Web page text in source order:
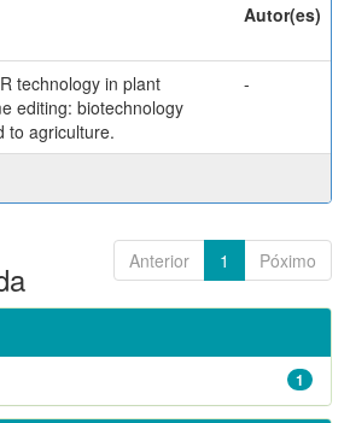
Autor(es)
technology in plant
editing: biotechnology
to agriculture.
-
Anterior 1 Póximo
1